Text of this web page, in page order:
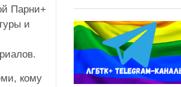
Парни+
и
кому